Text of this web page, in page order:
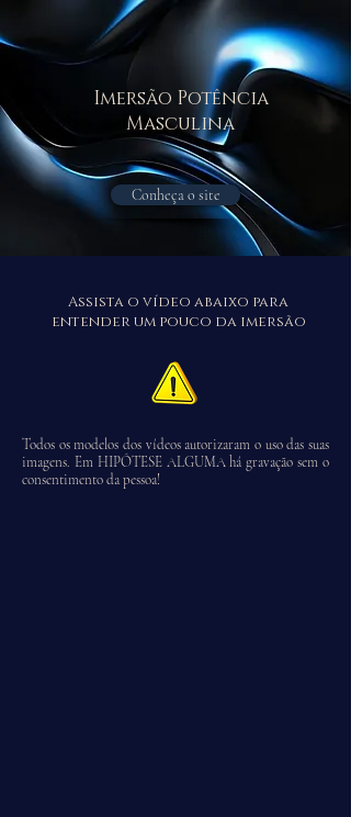
Imersão Potência
Masculina
Conheça o site
Assista o vídeo abaixo para
entender um pouco da imersão
Todos os modelos dos vídeos autorizaram o uso das suas
imagens. Em HIPÓTESE ALGUMA há gravação sem o
consentimento da pessoa!